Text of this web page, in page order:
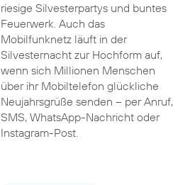
riesige Silvesterpartys und buntes
Feuerwerk. Auch das
Mobilfunknetz läuft in der
Silvesternacht zur Hochform auf,
wenn sich Millionen Menschen
über ihr Mobiltelefon glückliche
Neujahrsgrüße senden – per Anruf,
SMS, WhatsApp-Nachricht oder
Instagram-Post.